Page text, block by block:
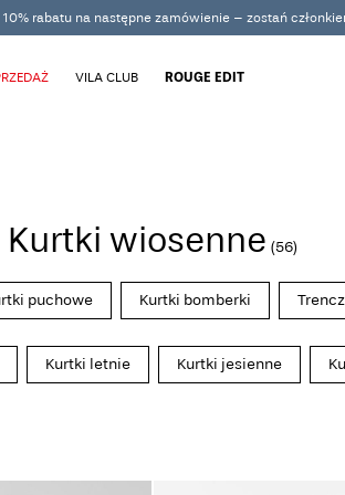
rabatu na następne zamówienie – zostań
VILA CLUB ROUGE EDIT
Kurtki wiosenne (56)
puchowe Kurtki bomberki
Kurtki letnie Kurtki jesienne